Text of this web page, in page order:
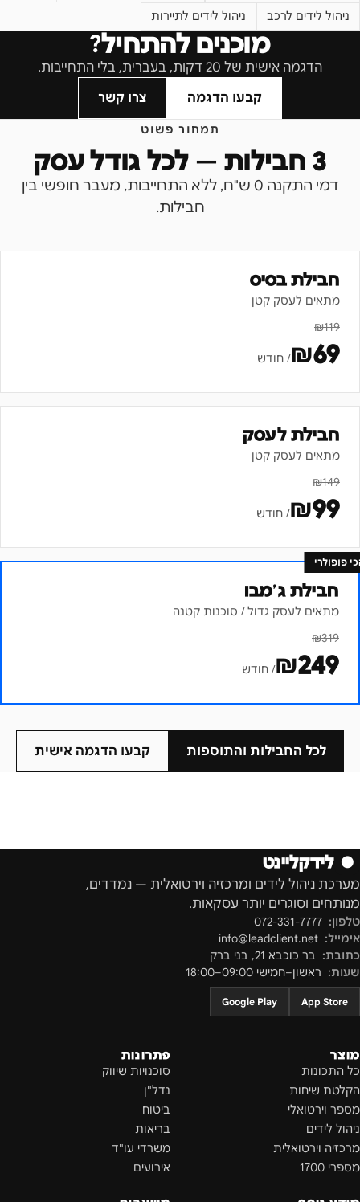
ניהול לידים לרכב
ניהול לידים לתיירות
מוכנים להתחיל?
הדגמה אישית של 20 דקות, בעברית, בלי התחייבות.
קבעו הדגמה
צרו קשר
תמחור פשוט
3 חבילות — לכל גודל עסק
דמי התקנה 0 ש"ח, ללא התחייבות, מעבר חופשי בין
חבילות.
חבילת בסיס
מתאים לעסק קטן
₪119
₪69 / חודש
חבילת לעסק
מתאים לעסק קטן
₪149
₪99 / חודש
פופולרי
חבילת ג׳מבו
מתאים לעסק גדול / סוכנות קטנה
₪319
₪249 / חודש
לכל החבילות והתוספות קבעו הדגמה אישית
● לידקליינט
מערכת ניהול לידים ומרכזיה וירטואלית — נמדדים,
מנותחים וסוגרים יותר עסקאות.
טלפון: 072-331-7777
אימייל: info@leadclient.net
כתובת: בר כוכבא 21 , בני ברק
שעות: ראשון–חמישי 09:00–18:00
App Store
Google Play
מוצר
כל התכונות
הקלטת שיחות
מספר וירטואלי
ניהול לידים
מרכזיה וירטואלית
מספרי 1700
פתרונות
סוכנויות שיווק
נדל"ן
ביטוח
בריאות
משרדי עו"ד
אירועים